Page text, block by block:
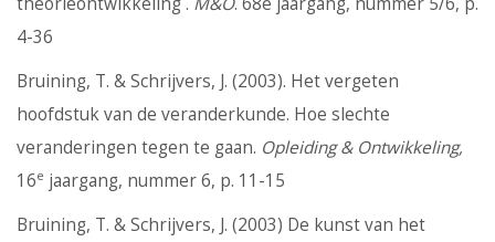
4-36
Bruining, T. & Schrijvers, J. (2003). Het vergeten
hoofdstuk van de veranderkunde. Hoe slechte
veranderingen tegen te gaan. Opleiding & Ontwikkeling,
16e jaargang, nummer 6, p. 11-15
Bruining, T. & Schrijvers, J. (2003) De kunst van het